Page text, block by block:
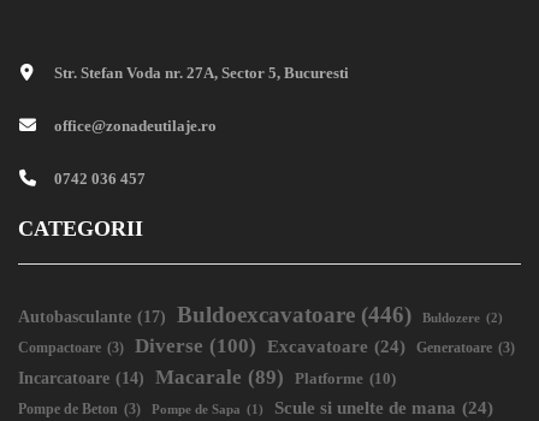
Str. Stefan Voda nr. 27A, Sector 5, Bucuresti
office@zonadeutilaje.ro
0742 036 457
CATEGORII
Autobasculante (17) Buldoexcavatoare (446) Buldozere (2)
Compactoare (3) Diverse (100) Excavatoare (24) Generatoare (3)
Incarcatoare (14) Macarale (89) Platforme (10)
Pompe de Beton (3) Pompe de Sapa (1) Scule si unelte de mana (24)